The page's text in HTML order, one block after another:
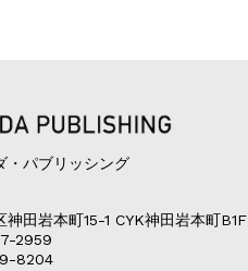
・パブリッシング
神田岩本町15-1 CYK神田岩本町B1F
2959
8204